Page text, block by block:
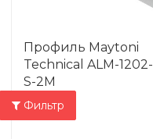
Профиль Maytoni
Technical ALM-1202-
S-2M
Фильтр